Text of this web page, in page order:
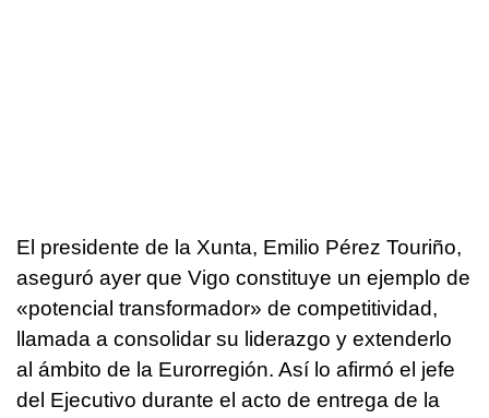
El presidente de la Xunta, Emilio Pérez Touriño,
aseguró ayer que Vigo constituye un ejemplo de
«potencial transformador» de competitividad,
llamada a consolidar su liderazgo y extenderlo
al ámbito de la Eurorregión. Así lo afirmó el jefe
del Ejecutivo durante el acto de entrega de la